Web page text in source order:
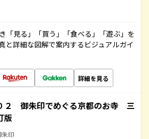
「見る」「買う」「食べる」「遊ぶ」を
と詳細な図解で案内するビジュアルガイ
詳細を見る
２ 御朱印でめぐる京都のお寺 三
版
朱印